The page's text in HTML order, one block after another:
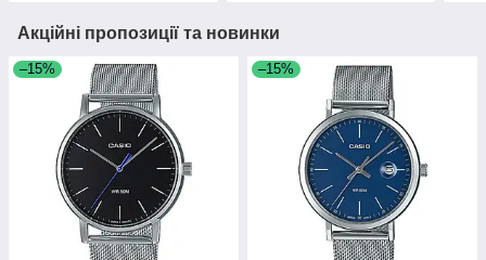
Акційні пропозиції та новинки
–15% –15%